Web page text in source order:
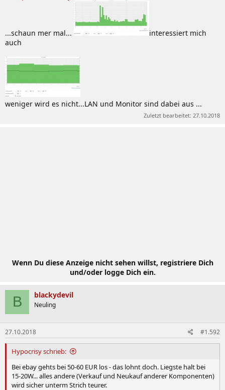
Stromverbrauch:
IDLE 8,7 Watt Edit : ohne Monitor nur 7,86W
Prime95 56,7 Watt
Strommessgerät: Voltcraft enercy monitor 3000
C-State C7s
WLAN/ Bluetooth aus
LAN an
ein Gehäuselüfter
...schaun mer mal...
interessiert mich
auch
weniger wird es nicht...LAN und Monitor sind dabei aus ...
Zuletzt bearbeitet: 27.10.2018
Wenn Du diese Anzeige nicht sehen willst, registriere Dich
und/oder logge Dich ein.
B blackydevil
Neuling
27.10.2018 #1.592
Hypocrisy schrieb:
Bei ebay gehts bei 50-60 EUR los - das lohnt doch. Liegste halt bei
15-20W... alles andere (Verkauf und Neukauf anderer Komponenten)
wird sicher unterm Strich teurer.